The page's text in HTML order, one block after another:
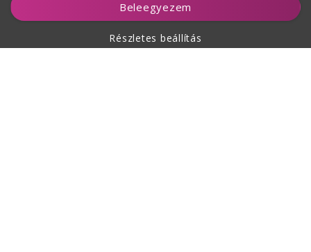
Beleegyezem
Részletes beállítás